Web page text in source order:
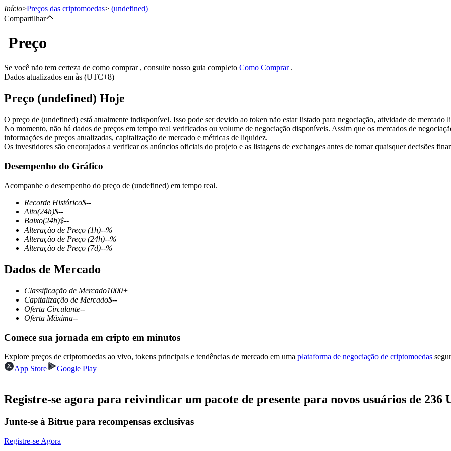
Futuros
Futuros de USDT
Futuros usando USDT como garantia
Futuros COIN-M
Futuros de criptomoeda
TradFi
Derivativos de ações, câmbio, metais preciosos e commodities
Futuros de USDC
Início>Preços das criptomoedas> (undefined)
Compartilhar
Preço
Se você não tem certeza de como comprar , consulte nosso guia completo Como Comprar .
Dados atualizados em às (UTC+8)
Preço (undefined) Hoje
O preço de (undefined) está atualmente indisponível. Isso pode ser devido ao token não estar listado para negociação, atividade de mercado
No momento, não há dados de preços em tempo real verificados ou volume de negociação disponíveis. Assim que os mercados de
informações de preços atualizadas, capitalização de mercado e métricas de liquidez.
Os investidores são encorajados a verificar os anúncios oficiais do projeto e as listagens de exchanges antes de tomar quaisquer decisões
Desempenho do Gráfico
Acompanhe o desempenho do preço de (undefined) em tempo real.
Recorde Histórico$--
Alto(24h)$--
Baixo(24h)$--
Alteração de Preço (1h)--%
Alteração de Preço (24h)--%
Alteração de Preço (7d)--%
Dados de Mercado
Classificação de Mercado1000+
Capitalização de Mercado$--
Oferta Circulante--
Oferta Máxima--
Comece sua jornada em cripto em minutos
Explore preços de criptomoedas ao vivo, tokens principais e tendências de mercado em uma plataforma de negociação de criptomoedas
App Store
Google Play
Registre-se agora para reivindicar um pacote de presente para novos usuários de 236
Junte-se à Bitrue para recompensas exclusivas
Registre-se Agora